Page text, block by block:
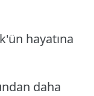
hayatına
daha